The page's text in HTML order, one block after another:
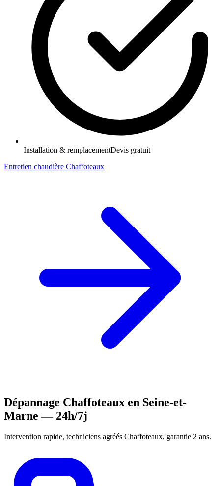
Installation & remplacementDevis gratuit
Entretien chaudière Chaffoteaux
Dépannage Chaffoteaux en Seine-et-
Marne — 24h/7j
Intervention rapide, techniciens agréés Chaffoteaux, garantie 2 ans.